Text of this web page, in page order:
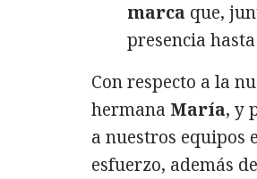
marca que,
presencia
Con respecto a la
hermana María, y
a nuestros equipos
esfuerzo, además